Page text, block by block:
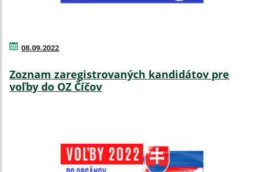
08.09.2022
Zoznam zaregistrovaných kandidátov pre
voľby do OZ Číčov